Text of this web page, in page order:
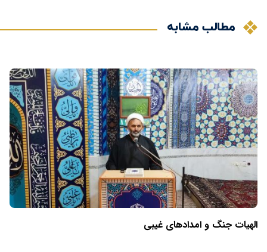
مطالب مشابه
الهیات جنگ و امدادهای غیبی